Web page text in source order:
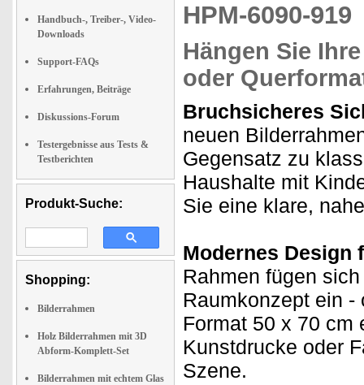
Handbuch-, Treiber-, Video-
Downloads
Support-FAQs
Erfahrungen, Beiträge
Diskussions-Forum
Testergebnisse aus Tests &
Testberichten
Produkt-Suche:
Shopping:
Bilderrahmen
Holz Bilderrahmen mit 3D
Abform-Komplett-Set
Bilderrahmen mit echtem Glas
HPM-6090-
Hängen Sie
oder
Bruchsicheres
neuen
Gegensatz zu
Haushalte mit
Sie eine klare,
Modernes Design
Rahmen fügen
Raumkonzept ein -
Format 50 x 70 cm
Kunstdrucke oder
Szene.